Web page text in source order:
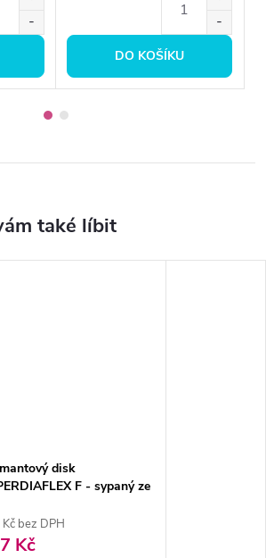
DO KOŠÍKU
disk
F - sypaný ze
bez DPH
Kč